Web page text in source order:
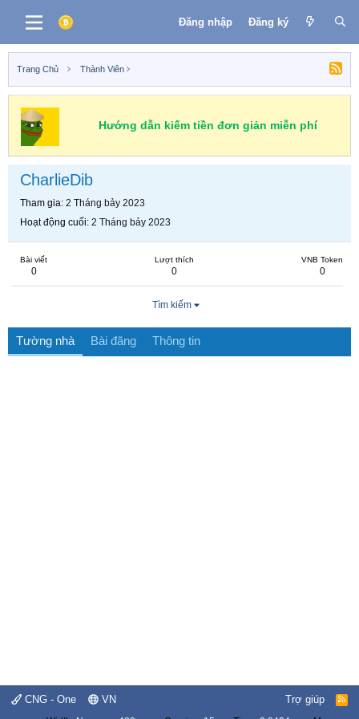
Đăng nhập Đăng ký
Trang Chủ Thành Viên
Hướng dẫn kiếm tiền đơn giản miễn phí
CharlieDib
Tham gia 2 Tháng bảy 2023
Hoạt động cuối 2 Tháng bảy 2023
Bài viết
0
Lượt thích
0
VNB Token
0
Tìm kiếm
Tường nhà Bài đăng Thông tin
CNG - One VN Trợ giúp
R